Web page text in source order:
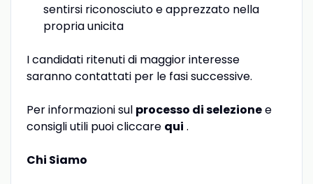
sentirsi riconosciuto e apprezzato nella
propria unicita
I candidati ritenuti di maggior interesse
saranno contattati per le fasi successive.
Per informazioni sul processo di selezionee
consigli utili puoi cliccare qui .
Chi Siamo